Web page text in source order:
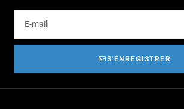
S'ENREGISTRER